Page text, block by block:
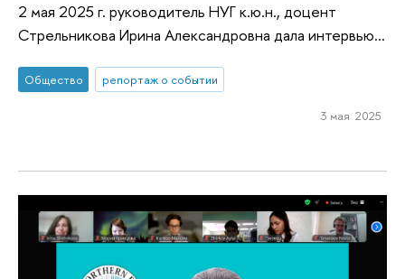
2 мая 2025 г. руководитель НУГ к.ю.н., доцент
Стрельникова Ирина Александровна дала интервью...
Общество репортаж о событии
3 мая 2025